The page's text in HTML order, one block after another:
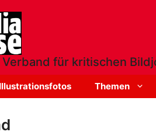
für kritischen
Illustrationsfotos Themen